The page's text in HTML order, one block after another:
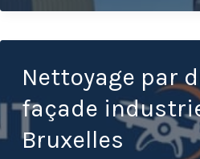
drone
d’un
bardage
industriel
à
Bruxelles
Nettoyage par
façade
Bruxelles